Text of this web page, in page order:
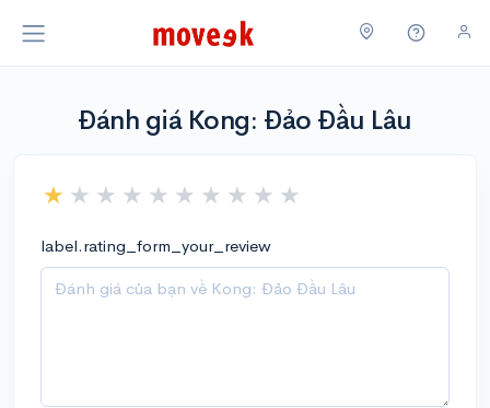
Đánh giá Kong: Đảo Đầu Lâu
label.rating_form_your_review